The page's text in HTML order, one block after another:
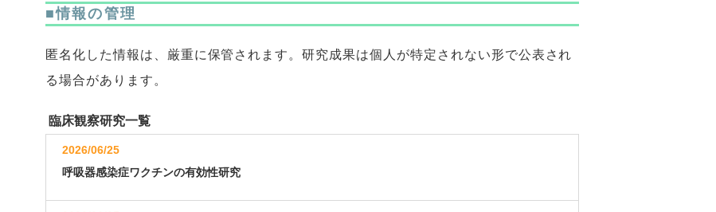
■情報の管理
匿名化した情報は、厳重に保管されます。研究成果は個人が特定されない形で公表され
る場合があります。
臨床観察研究一覧
2026/06/25
呼吸器感染症ワクチンの有効性研究